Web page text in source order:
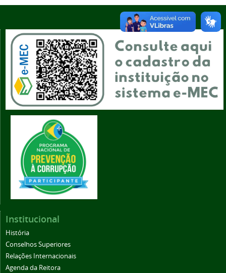
Institucional
História
Conselhos Superiores
Relações Internacionais
Agenda da Reitora